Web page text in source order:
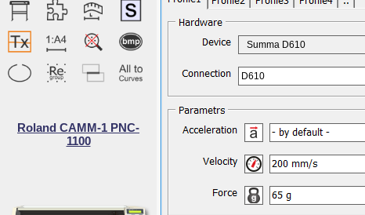
Roland CAMM-1 PNC-
1100
Summa D610
D610